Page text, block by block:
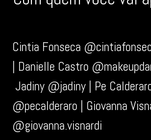
Cintia Fonseca
Danielle Castro
Jadiny @jadiny | Pe
@pecalderaro | Giovanna
@giovanna.visnardi